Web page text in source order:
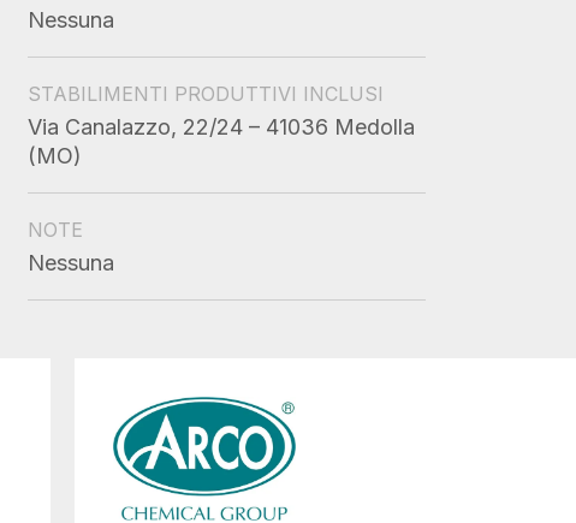
Nessuna
STABILIMENTI PRODUTTIVI INCLUSI
Via Canalazzo, 22/24 – 41036 Medolla
(MO)
NOTE
Nessuna